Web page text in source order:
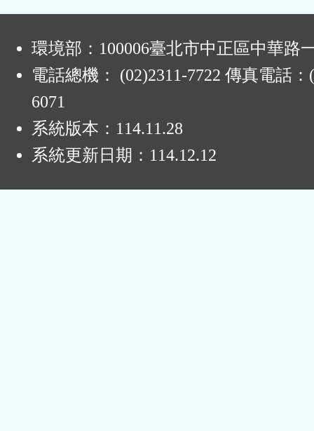
環境部：100006臺北市中正區中華路
電話總機： (02)2311-7722 傳真電話：
6071
系統版本： 114.11.28
系統更新日期： 114.12.12